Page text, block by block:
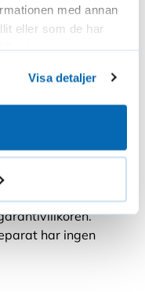
med annan
eller som de har
Visa detaljer
ut en hanterings-
som inte
tillverkats som
års garanti. Kunden
göra sig förtrogen
har ingen